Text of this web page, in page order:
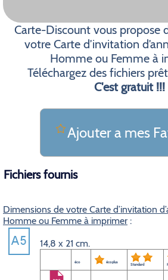
Carte-Discount vous propose
votre Carte d’invitation
Homme ou Femme à
Téléchargez des fichiers
C'est gratuit !!!
Ajouter a mes
Fichiers fournis
Dimensions de votre Carte d’invitation
Homme ou Femme à imprimer :
14,8 x 21 cm.
éco éco plus Standard